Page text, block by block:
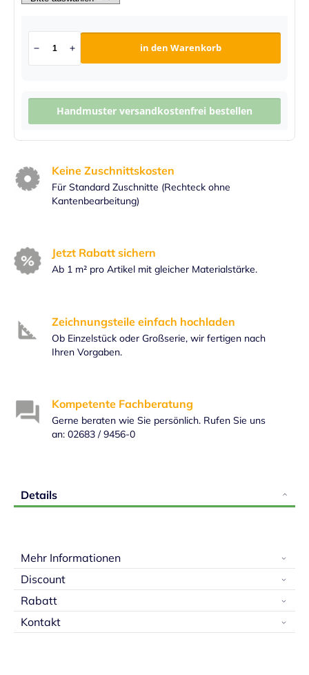
in den Warenkorb
Handmuster versandkostenfrei bestellen
Keine Zuschnittskosten
Für Standard Zuschnitte (Rechteck ohne
Kantenbearbeitung)
Jetzt Rabatt sichern
Ab 1 m² pro Artikel mit gleicher Materialstärke.
Zeichnungsteile einfach hochladen
Ob Einzelstück oder Großserie, wir fertigen nach
Ihren Vorgaben.
Kompetente Fachberatung
Gerne beraten wie Sie persönlich. Rufen Sie uns
an: 02683 / 9456-0
Details
Mehr Informationen
Discount
Rabatt
Kontakt